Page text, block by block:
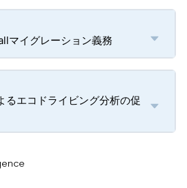
マイグレーション義務
るエコドライビング分析の促